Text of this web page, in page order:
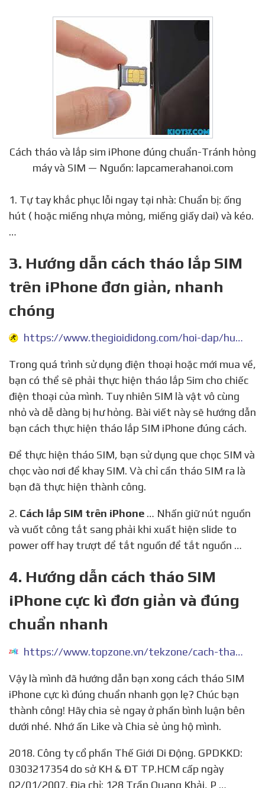
Cách tháo và lắp sim iPhone đúng chuẩn-Tránh hỏng
máy và SIM — Nguồn: lapcamerahanoi.com
1. Tự tay khắc phục lỗi ngay tại nhà: Chuẩn bị: ống
hút ( hoặc miếng nhựa mỏng, miếng giấy dai) và kéo.
…
3. Hướng dẫn cách tháo lắp SIM
trên iPhone đơn giản, nhanh
chóng
https://www.thegioididong.com/hoi-dap/huong-dan-cach-thao-lap-sim-tren-iphone-1062825
Trong quá trình sử dụng điện thoại hoặc mới mua về,
bạn có thể sẽ phải thực hiện tháo lắp Sim cho chiếc
điện thoại của mình. Tuy nhiên SIM là vật vô cùng
nhỏ và dễ dàng bị hư hỏng. Bài viết này sẽ hướng dẫn
bạn cách thực hiện tháo lắp SIM iPhone đúng cách.
Để thực hiện tháo SIM, bạn sử dụng que chọc SIM và
chọc vào nơi để khay SIM. Và chỉ cần tháo SIM ra là
bạn đã thực hiện thành công.
Cách lắp SIM trên iPhone … Nhấn giữ nút nguồn
và vuốt công tắt sang phải khi xuất hiện slide to
power off hay trượt để tắt nguồn để tắt nguồn …
4. Hướng dẫn cách tháo SIM
iPhone cực kì đơn giản và đúng
chuẩn nhanh
https://www.topzone.vn/tekzone/cach-thao-sim-iphone-cuc-ki-nhanh-gon-le-1425253
Vậy là mình đã hướng dẫn bạn xong cách tháo SIM
iPhone cực kì đúng chuẩn nhanh gọn lẹ? Chúc bạn
thành công! Hãy chia sẻ ngay ở phần bình luận bên
dưới nhé. Nhớ ấn Like và Chia sẻ ủng hộ mình.
2018. Công ty cổ phần Thế Giới Di Động. GPDKKD:
0303217354 do sở KH & ĐT TP.HCM cấp ngày
02/01/2007. Địa chỉ: 128 Trần Quang Khải, P …